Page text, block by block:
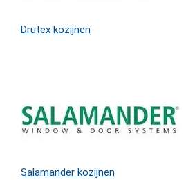
Drutex kozijnen
Salamander kozijnen